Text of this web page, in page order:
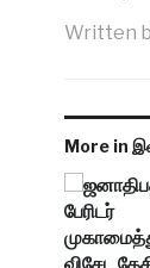
Written
More in